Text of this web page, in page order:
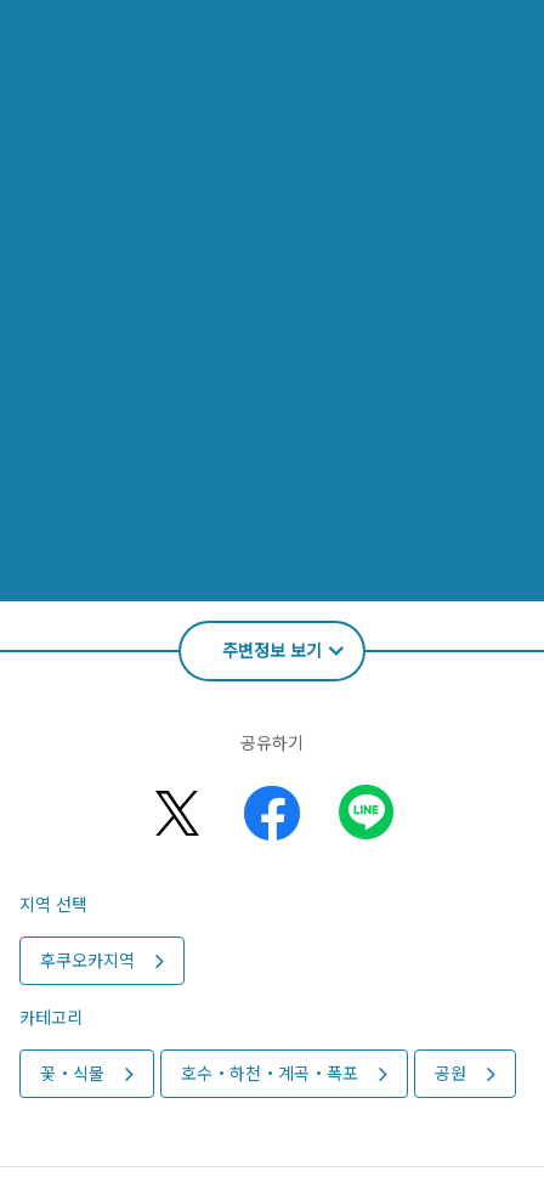
주변정보 보기
공유하기
지역 선택
후쿠오카지역
카테고리
꽃・식물 호수・하천・계곡・폭포 공원